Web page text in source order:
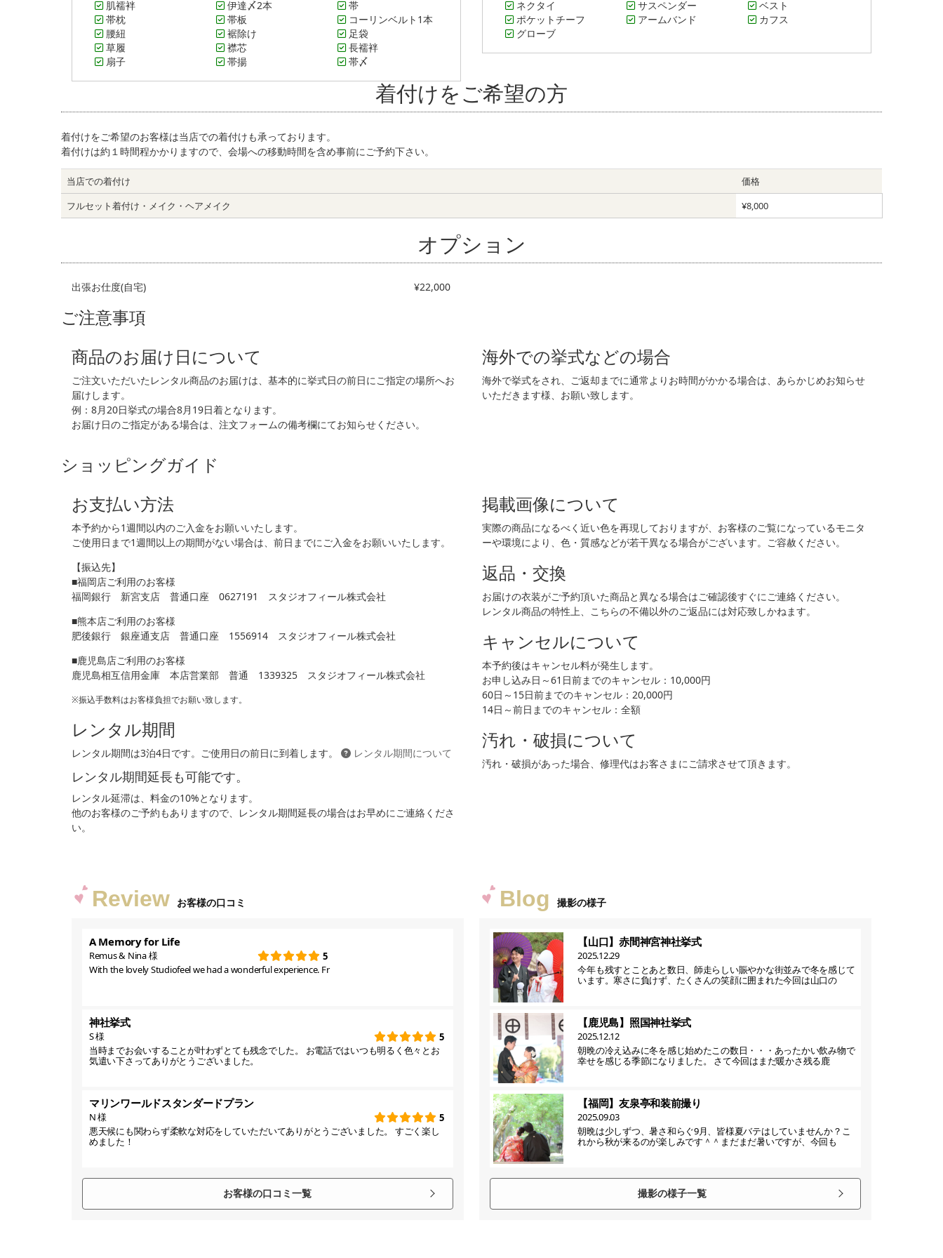
肌襦袢 伊達〆2本
帯
帯枕
帯板
コーリンベルト1本
腰紐
裾除け
足袋
草履
襟芯
長襦袢
扇子
帯揚 帯〆
ネクタイ サスペンダー
ベスト
ポケットチーフ
アームバンド
カフス
グローブ
着付けをご希望の方
着付けをご希望のお客様は当店での着付けも承っております。
着付けは約１時間程かかりますので、会場への移動時間を含め事前にご予約下さい。
当店での着付け
価格
フルセット着付け・メイク・ヘアメイク ¥8,000
オプション
出張お仕度(自宅) ¥22,000
ご注意事項
商品のお届け日について
ご注文いただいたレンタル商品のお届けは、基本的に挙式日の前日にご指定の場所へお
届けします。
例：8月20日挙式の場合8月19日着となります。
お届け日のご指定がある場合は、注文フォームの備考欄にてお知らせください。
海外での挙式などの場合
海外で挙式をされ、ご返却までに通常よりお時間がかかる場合は、あらかじめお知らせ
いただきます様、お願い致します。
ショッピングガイド
お支払い方法
本予約から1週間以内のご入金をお願いいたします。
ご使用日まで1週間以上の期間がない場合は、前日までにご入金をお願いいたします。
【振込先】
■福岡店ご利用のお客様
福岡銀行 新宮支店 普通口座 0627191 スタジオフィール株式会社
■熊本店ご利用のお客様
肥後銀行 銀座通支店 普通口座 1556914 スタジオフィール株式会社
■鹿児島店ご利用のお客様
鹿児島相互信用金庫 本店営業部 普通 1339325 スタジオフィール株式会社
※振込手数料はお客様負担でお願い致します。
レンタル期間
レンタル期間は3泊4日です。ご使用日の前日に到着します。 レンタル期間について
レンタル期間延長も可能です。
レンタル延滞は、料金の10%となります。
他のお客様のご予約もありますので、レンタル期間延長の場合はお早めにご連絡くださ
い。
掲載画像について
実際の商品になるべく近い色を再現しておりますが、お客様のご覧になっているモニタ
ーや環境により、色・質感などが若干異なる場合がございます。ご容赦ください。
返品・交換
お届けの衣装がご予約頂いた商品と異なる場合はご確認後すぐにご連絡ください。
レンタル商品の特性上、こちらの不備以外のご返品には対応致しかねます。
キャンセルについて
本予約後はキャンセル料が発生します。
お申し込み日～61日前までのキャンセル：10,000円
60日～15日前までのキャンセル：20,000円
14日～前日までのキャンセル：全額
汚れ・破損について
汚れ・破損があった場合、修理代はお客さまにご請求させて頂きます。
Review お客様の口コミ
A Memory for Life
Remus & Nina 様
5
With the lovely Studiofeel we had a wonderful experience. Fr
神社挙式
S 様
5
当時までお会いすることが叶わずとても残念でした。 お電話ではいつも明るく色々とお
気遣い下さってありがとうございました。
マリンワールドスタンダードプラン
N 様
5
悪天候にも関わらず柔軟な対応をしていただいてありがとうございました。 すごく楽し
めました！
お客様の口コミ一覧
Blog 撮影の様子
【山口】赤間神宮神社挙式
2025.12.29
今年も残すとことあと数日、師走らしい賑やかな街並みで冬を感じて
います。寒さに負けず、たくさんの笑顔に囲まれた今回は山口の
【鹿児島】照国神社挙式
2025.12.12
朝晩の冷え込みに冬を感じ始めたこの数日・・・あったかい飲み物で
幸せを感じる季節になりました。 さて今回はまだ暖かさ残る鹿
【福岡】友泉亭和装前撮り
2025.09.03
朝晩は少しずつ、暑さ和らぐ9月、皆様夏バテはしていませんか？こ
れから秋が来るのが楽しみです＾＾まだまだ暑いですが、今回も
撮影の様子一覧